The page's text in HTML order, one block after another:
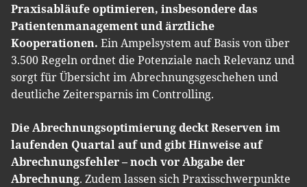
Praxisabläufe optimieren, insbesondere das
Patientenmanagement und ärztliche
Kooperationen. Ein Ampelsystem auf Basis von über
3.500 Regeln ordnet die Potenziale nach Relevanz und
sorgt für Übersicht im Abrechnungsgeschehen und
deutliche Zeitersparnis im Controlling.
Die Abrechnungsoptimierung deckt Reserven im
laufenden Quartal auf und gibt Hinweise auf
Abrechnungsfehler – noch vor Abgabe der
Abrechnung. Zudem lassen sich Praxisschwerpunkte